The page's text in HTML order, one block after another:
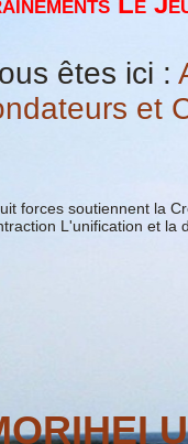
êtes ici :
et
forces soutiennent la
L'unification et la